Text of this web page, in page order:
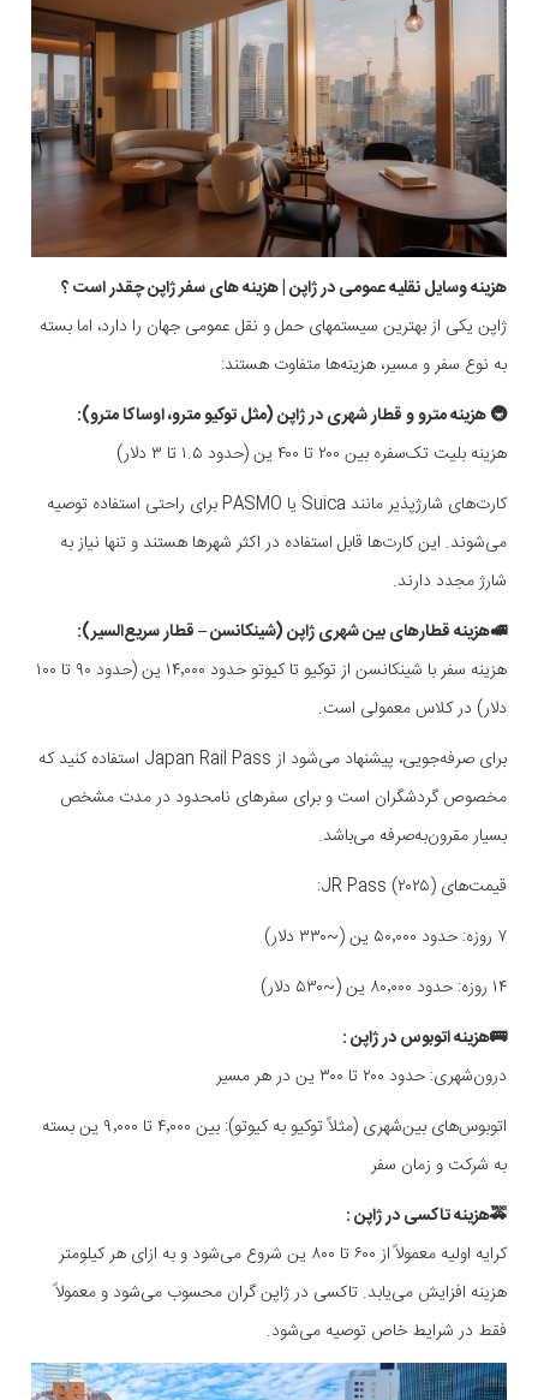
هزینه وسایل نقلیه عمومی در ژاپن | هزینه های سفر ژاپن چقدر است ؟
ژاپن یکی از بهترین سیستمهای حمل و نقل عمومی جهان را دارد، اما بسته
به نوع سفر و مسیر، هزینه‌ها متفاوت هستند:
🚇 هزینه مترو و قطار شهری در ژاپن (مثل توکیو مترو، اوساکا مترو):
هزینه بلیت تک‌سفره بین ۲۰۰ تا ۴۰۰ ین (حدود ۱.۵ تا ۳ دلار)
کارت‌های شارژ‌پذیر مانند Suica یا PASMO برای راحتی استفاده توصیه
می‌شوند. این کارت‌ها قابل استفاده در اکثر شهرها هستند و تنها نیاز به
شارژ مجدد دارند.
🚅هزینه قطارهای بین شهری ژاپن (شینکانسن – قطار سریع‌السیر):
هزینه سفر با شینکانسن از توکیو تا کیوتو حدود ۱۴٬۰۰۰ ین (حدود ۹۰ تا ۱۰۰
دلار) در کلاس معمولی است.
برای صرفه‌جویی، پیشنهاد می‌شود از Japan Rail Pass استفاده کنید که
مخصوص گردشگران است و برای سفرهای نامحدود در مدت مشخص
بسیار مقرون‌به‌صرفه می‌باشد.
قیمت‌های JR Pass (۲۰۲۵):
۷ روزه: حدود ۵۰٬۰۰۰ ین (~۳۳۰ دلار)
۱۴ روزه: حدود ۸۰٬۰۰۰ ین (~۵۳۰ دلار)
🚌هزینه اتوبوس در ژاپن :
درون‌شهری: حدود ۲۰۰ تا ۳۰۰ ین در هر مسیر
اتوبوس‌های بین‌شهری (مثلاً توکیو به کیوتو): بین ۴٬۰۰۰ تا ۹٬۰۰۰ ین بسته
به شرکت و زمان سفر
🚕هزینه تاکسی در ژاپن :
کرایه اولیه معمولاً از ۶۰۰ تا ۸۰۰ ین شروع می‌شود و به ازای هر کیلومتر
هزینه افزایش می‌یابد. تاکسی در ژاپن گران محسوب می‌شود و معمولاً
فقط در شرایط خاص توصیه می‌شود.